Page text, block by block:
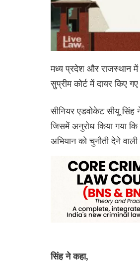
मध्य प्रदेश और राजस्थान में
सुप्रीम कोर्ट में दायर किए
सीनियर एडवोकेट सीयू
जिसमें अनुरोध किया गया
अभियान को चुनौती देने
सिंह ने कहा,